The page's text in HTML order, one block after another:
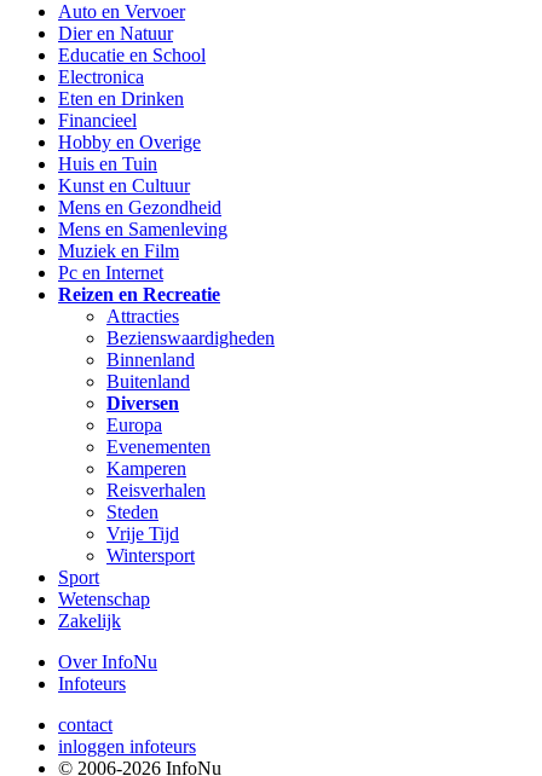
Auto en Vervoer
Dier en Natuur
Educatie en School
Electronica
Eten en Drinken
Financieel
Hobby en Overige
Huis en Tuin
Kunst en Cultuur
Mens en Gezondheid
Mens en Samenleving
Muziek en Film
Pc en Internet
Reizen en Recreatie
Attracties
Bezienswaardigheden
Binnenland
Buitenland
Diversen
Europa
Evenementen
Kamperen
Reisverhalen
Steden
Vrije Tijd
Wintersport
Sport
Wetenschap
Zakelijk
Over InfoNu
Infoteurs
contact
inloggen infoteurs
© 2006-2026 InfoNu